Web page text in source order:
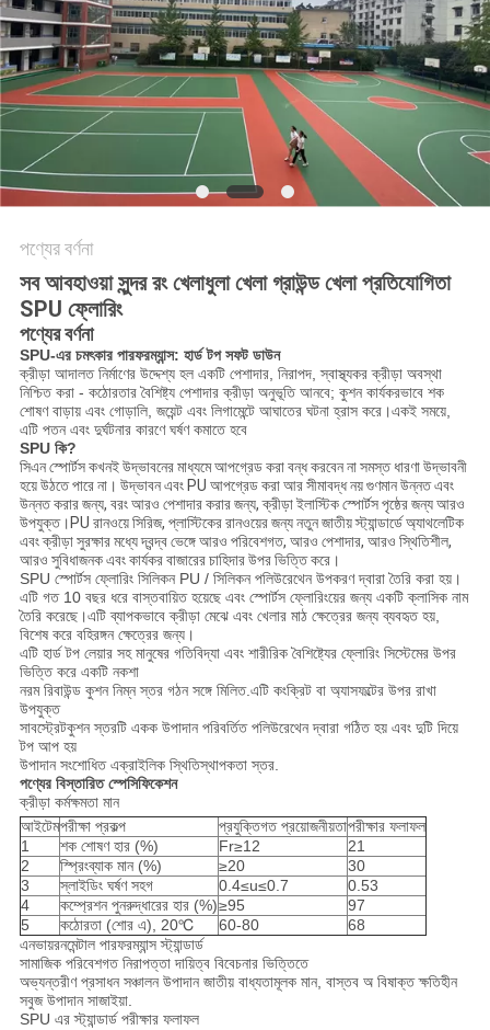
পণ্যের বর্ণনা
সব আবহাওয়া সুন্দর রং খেলাধুলা খেলা গ্রাউন্ড খেলা প্রতিযোগিতা
SPU ফ্লোরিং
পণ্যের বর্ণনা
SPU-এর চমৎকার পারফরম্যান্স: হার্ড টপ সফট ডাউন
ক্রীড়া আদালত নির্মাণের উদ্দেশ্য হল একটি পেশাদার, নিরাপদ, স্বাস্থ্যকর ক্রীড়া অবস্থা
নিশ্চিত করা - কঠোরতার বৈশিষ্ট্য পেশাদার ক্রীড়া অনুভূতি আনবে; কুশন কার্যকরভাবে শক
শোষণ বাড়ায় এবং গোড়ালি, জয়েন্ট এবং লিগামেন্টে আঘাতের ঘটনা হ্রাস করে।একই সময়ে,
এটি পতন এবং দুর্ঘটনার কারণে ঘর্ষণ কমাতে হবে
SPU কি?
সিএন স্পোর্টস কখনই উদ্ভাবনের মাধ্যমে আপগ্রেড করা বন্ধ করবেন না সমস্ত ধারণা উদ্ভাবনী
হয়ে উঠতে পারে না। উদ্ভাবন এবং PU আপগ্রেড করা আর সীমাবদ্ধ নয় গুণমান উন্নত এবং
উন্নত করার জন্য, বরং আরও পেশাদার করার জন্য, ক্রীড়া ইলাস্টিক স্পোর্টস পৃষ্ঠের জন্য আরও
উপযুক্ত।PU রানওয়ে সিরিজ, প্লাস্টিকের রানওয়ের জন্য নতুন জাতীয় স্ট্যান্ডার্ডে অ্যাথলেটিক
এবং ক্রীড়া সুরক্ষার মধ্যে দ্বন্দ্ব ভেঙ্গে আরও পরিবেশগত, আরও পেশাদার, আরও স্থিতিশীল,
আরও সুবিধাজনক এবং কার্যকর বাজারের চাহিদার উপর ভিত্তি করে।
SPU স্পোর্টস ফ্লোরিং সিলিকন PU / সিলিকন পলিউরেথেন উপকরণ দ্বারা তৈরি করা হয়।
এটি গত 10 বছর ধরে বাস্তবায়িত হয়েছে এবং স্পোর্টস ফ্লোরিংয়ের জন্য একটি ক্লাসিক নাম
তৈরি করেছে।এটি ব্যাপকভাবে ক্রীড়া মেঝে এবং খেলার মাঠ ক্ষেত্রের জন্য ব্যবহৃত হয়,
বিশেষ করে বহিরঙ্গন ক্ষেত্রের জন্য।
এটি হার্ড টপ লেয়ার সহ মানুষের গতিবিদ্যা এবং শারীরিক বৈশিষ্ট্যের ফ্লোরিং সিস্টেমের উপর
ভিত্তি করে একটি নকশা
নরম রিবাউন্ড কুশন নিম্ন স্তর গঠন সঙ্গে মিলিত.এটি কংক্রিট বা অ্যাসফল্টের উপর রাখা
উপযুক্ত
সাবস্ট্রেটকুশন স্তরটি একক উপাদান পরিবর্তিত পলিউরেথেন দ্বারা গঠিত হয় এবং দুটি দিয়ে
টপ আপ হয়
উপাদান সংশোধিত এক্রাইলিক স্থিতিস্থাপকতা স্তর.
পণ্যের বিস্তারিত স্পেসিফিকেশন
ক্রীড়া কর্মক্ষমতা মান
আইটেমপরীক্ষা প্রকল্প প্রযুক্তিগত প্রয়োজনীয়তাপরীক্ষার ফলাফল
1
শক শোষণ হার (%) Fr≥12
21
2
স্প্রিংব্যাক মান (%) ≥20
30
3
স্লাইডিং ঘর্ষণ সহগ 0.4≤u≤0.7
0.53
4
কম্প্রেশন পুনরুদ্ধারের হার (%)≥95
97
5
কঠোরতা (শোর এ), 20℃ 60-80
68
এনভায়রনমেন্টাল পারফরম্যান্স স্ট্যান্ডার্ড
সামাজিক পরিবেশগত নিরাপত্তা দায়িত্ব বিবেচনার ভিত্তিতে
অভ্যন্তরীণ প্রসাধন সঞ্চালন উপাদান জাতীয় বাধ্যতামূলক মান, বাস্তব অ বিষাক্ত ক্ষতিহীন
সবুজ উপাদান সাজাইয়া.
SPU এর স্ট্যান্ডার্ড পরীক্ষার ফলাফল